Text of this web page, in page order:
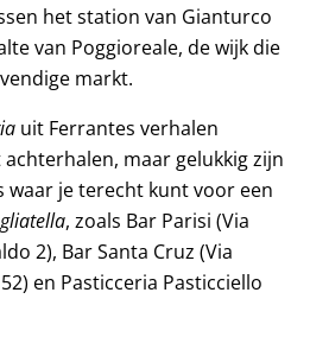
het station van Gianturco
van Poggioreale, de wijk die
markt.
uit Ferrantes verhalen
maar gelukkig zijn
waar je terecht kunt voor een
, zoals Bar Parisi (Via
2), Bar Santa Cruz (Via
en Pasticceria Pasticciello